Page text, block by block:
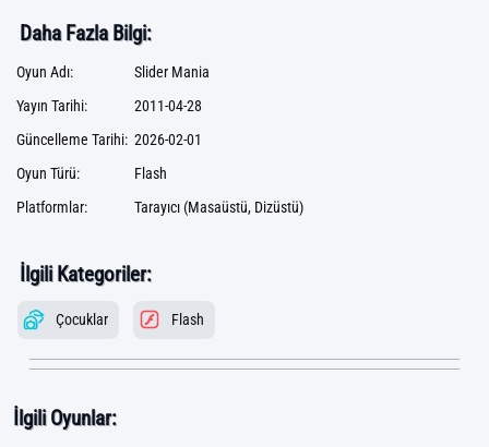
Daha Fazla Bilgi:
Oyun Adı:
Slider Mania
Yayın Tarihi:
2011-04-28
Güncelleme Tarihi: 2026-02-01
Oyun Türü:
Flash
Platformlar:
Tarayıcı (Masaüstü, Dizüstü)
İlgili Kategoriler:
Çocuklar Flash
İlgili Oyunlar: